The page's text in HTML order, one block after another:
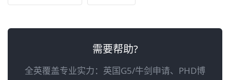
需要帮助?
全英覆盖专业实力：英国G5/牛剑申请、PHD博